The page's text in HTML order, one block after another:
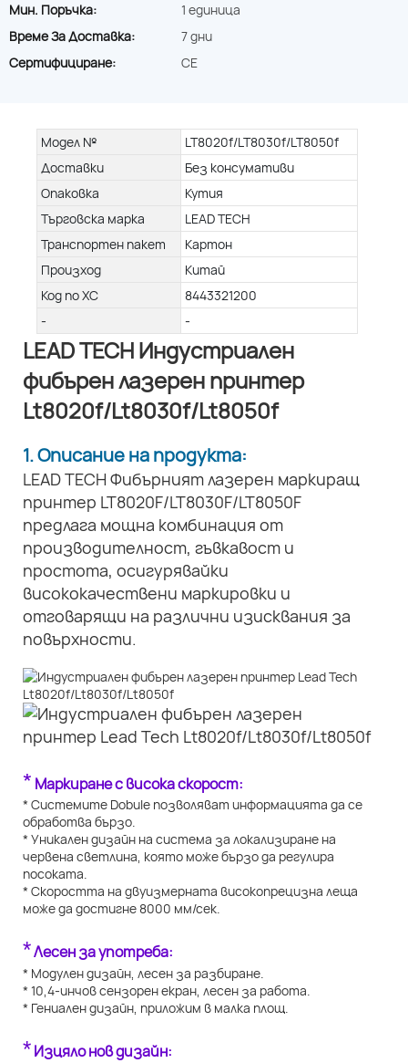
Мин. Поръчка:
1 единица
Време За Доставка:
7 дни
Сертифициране:
CE
Модел №
LT8020f/LT8030f/LT8050f
Доставки
Без консумативи
Опаковка
Кутия
Търговска марка
LEAD TECH
Транспортен пакет
Картон
Произход
Китай
Код по ХС
8443321200
-
-
LEAD TECH Индустриален
фибърен лазерен принтер
Lt8020f/Lt8030f/Lt8050f
1. Описание на продукта:
LEAD TECH Фибърният лазерен маркиращ
принтер LT8020F/LT8030F/LT8050F
предлага мощна комбинация от
производителност, гъвкавост и
простота, осигурявайки
висококачествени маркировки и
отговарящи на различни изисквания за
повърхности.
* Маркиране с висока скорост:
* Системите Dobule позволяват информацията да се
обработва бързо.
* Уникален дизайн на система за локализиране на
червена светлина, която може бързо да регулира
посоката.
* Скоростта на двуизмерната високопрецизна леща
може да достигне 8000 мм/сек.
*Лесен за употреба:
* Модулен дизайн, лесен за разбиране.
* 10,4-инчов сензорен екран, лесен за работа.
* Гениален дизайн, приложим в малка площ.
*Изцяло нов дизайн: